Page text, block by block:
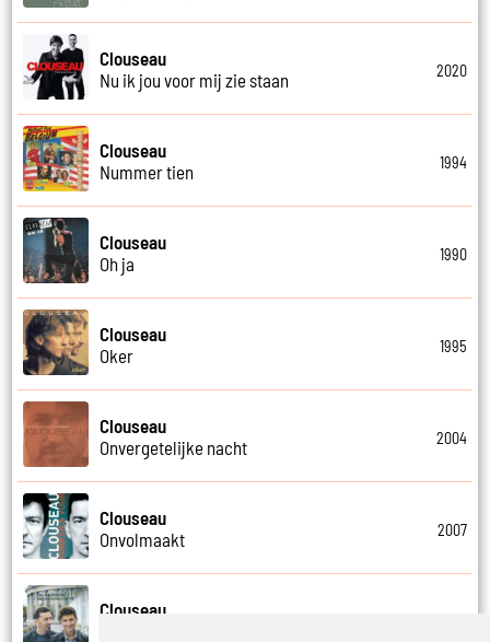
Clouseau
Nu ik jou voor mij zie staan
2020
Clouseau
Nummer tien
1994
Clouseau
Oh ja
1990
Clouseau
Oker
1995
Clouseau
Onvergetelijke nacht
2004
Clouseau
Onvolmaakt
2007
Clouseau